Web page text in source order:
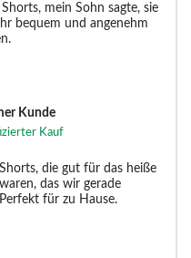
mein Sohn sagte, sie
bequem und angenehm
Kunde
Kauf
die gut für das heiße
das wir gerade
für zu Hause.